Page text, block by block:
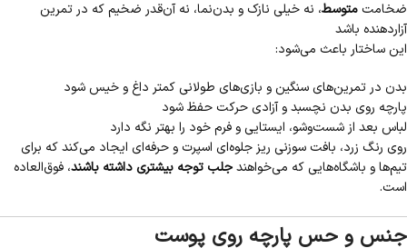
ضخامت متوسط، نه خیلی نازک و بدن‌نما، نه آن‌قدر ضخیم که در تمرین
آزاردهنده باشد
این ساختار باعث می‌شود:
بدن در تمرین‌های سنگین و بازی‌های طولانی کمتر داغ و خیس شود
پارچه روی بدن نچسبد و آزادی حرکت حفظ شود
لباس بعد از شست‌وشو، ایستایی و فرم خود را بهتر نگه دارد
روی رنگ زرد، بافت سوزنی ریز جلوه‌ای اسپرت و حرفه‌ای ایجاد می‌کند که برای
تیم‌ها و باشگاه‌هایی که می‌خواهندجلب توجه بیشتری داشته باشند، فوق‌العاده
است.
جنس و حس پارچه روی پوست